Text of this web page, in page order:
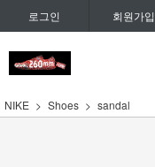
로그인 회원가입
NIKE Shoes sandal